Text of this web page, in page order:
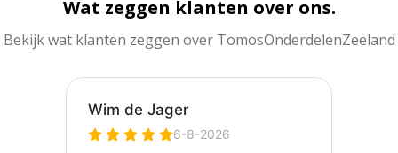
Wat zeggen klanten over ons.
Bekijk wat klanten zeggen over TomosOnderdelenZeeland